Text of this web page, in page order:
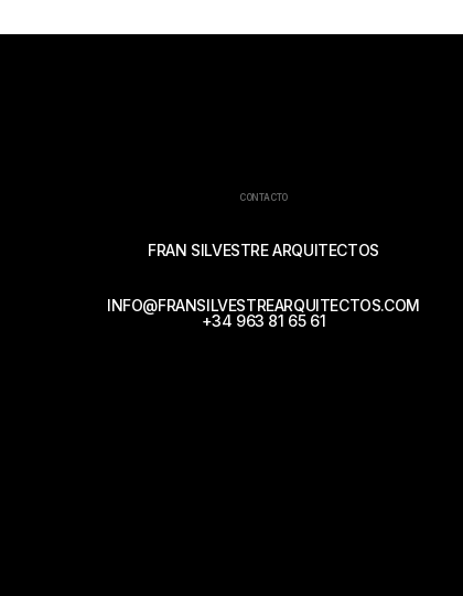
CONTACTO
FRAN SILVESTRE ARQUITECTOS
INFO@FRANSILVESTREARQUITECTOS.COM
+34 963 81 65 61